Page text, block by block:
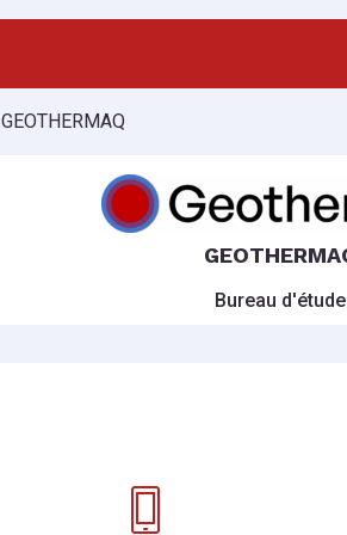
GEOTHERMAQ
Bureau d'étude